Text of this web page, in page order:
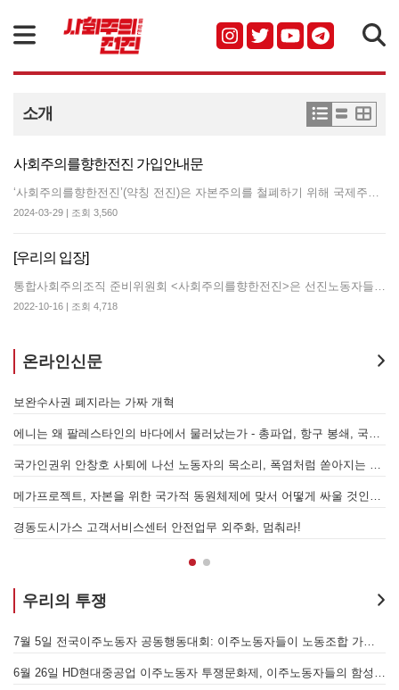
소개
사회주의를향한전진 가입안내문
‘사회주의를향한전진’(약칭 전진)은 자본주의를 철폐하기 위해 국제주의 원칙 하에 노동자계급의 자주적이고 단결된 힘으로 사회주의 노동자당을 건설하는 것을 목적으로 하는 사회주의 정치조직입니다. 전진의 강령과 규약에 동의하고, 조직의 한 기구에 속해 활동하며 소정의 회비를 납부하는 사람은 누구나 회원이 될 수 있습니다. 우리는 회원의 자격에 국적, 나이, 성별에 따른 제한을 두지 않습니다. 전진의 회원은 △조직이 주관하는 사업에 평등하게 참여할 권리 △조직의 사업현황에 대해 보고받고 의사결정에 참여할 권리 △조직 활동에 필요한 자료와 교육을 제공받고 그에 대한 의견을 제출할 권리 △회원으로서 권리 침해에 대해 규약에 따라 필요한 조치를 요구할 권리를 가집니다. 전진의 회원은 △강령 및 규약, 규정을 준수할 의무 △젠더 평등한 조직문화와 반성폭력 운동 실현을 위해 실천할 의무 △조직의 어느 한 기구에 배속되어 활동할 의무 △회비 및 특별회비를 납부할 의무 △조직의 각급 기관과 회의에서 결정한 지침을 준수할 의무 △조직에서 주관하는 각종 활동에 참여할 의무가 부여됩니다. 사회주의를향한전진이 궁금하고, 알고 싶다면 홈페이지의 강령과 규약을 살펴보시고, 사회주의를향한전진 회원에게 문의하거나 전화(070-4085-1910)나 문자 주시기 바랍니다. ※후원회원이 되실 수도 있습니다. 후원회원은 소정의 후원회비를 납부하고, 전진의 활동을 지지, 지원하면서 전진과 함께 정치적, 실천적으로 활동해나갈 수 있습니다. 후원회원 CMS 신청하기
2024-03-29 | 조회 3,560
[우리의 입장]
통합사회주의조직 준비위원회 <사회주의를향한전진>은 선진노동
2022-10-16 | 조회 4,718
온라인신문
에니는 왜 팔레스타인의 바다에서 물러났는가 - 총파업, 항구 봉쇄, 국제 연대가 만들어 낸 에너지 자본의 후퇴
국가인권위 안창호 사퇴에 나선 노동자의 목소리, 폭염처럼 쏟아지는 불평등에 맞서 노동자계급의 메아리를!
메가프로젝트, 자본을 위한 국가적 동원체제에 맞서 어떻게 싸울 것인가?
주화, 멈춰라!
[번역] 빵과 장미: 자본주의 아래서의 젠더
누구의 자유인가, 누구를 위한 자유인가 -
우리의 투쟁
7월 5일 전국이주노동자 공동행동대회: 이주노동자들이 노동조합 가입을 선언하다
6월 26일 HD현대중공업 이주노동자 투쟁문화제, 이주노동자들의 함성과 노랫소리가 울산 동구 앞바다에 울려 퍼지다![후기] 진짜 사장 서울시와